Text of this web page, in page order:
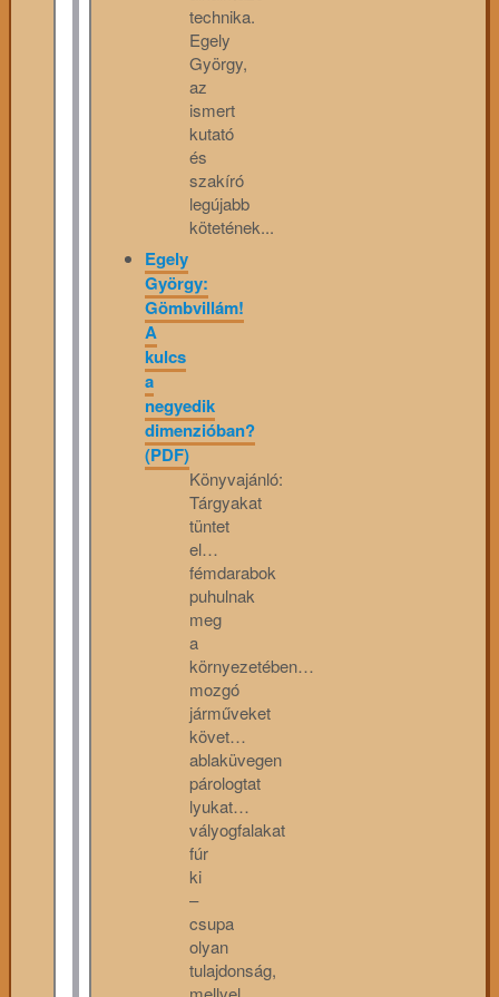
technika.
Egely
György,
az
ismert
kutató
és
szakíró
legújabb
kötetének...
Egely
György:
Gömbvillám!
A
kulcs
a
negyedik
dimenzióban?
(PDF)
Könyvajánló:
Tárgyakat
tüntet
el…
fémdarabok
puhulnak
meg
a
környezetében…
mozgó
járműveket
követ…
ablaküvegen
párologtat
lyukat…
vályogfalakat
fúr
ki
–
csupa
olyan
tulajdonság,